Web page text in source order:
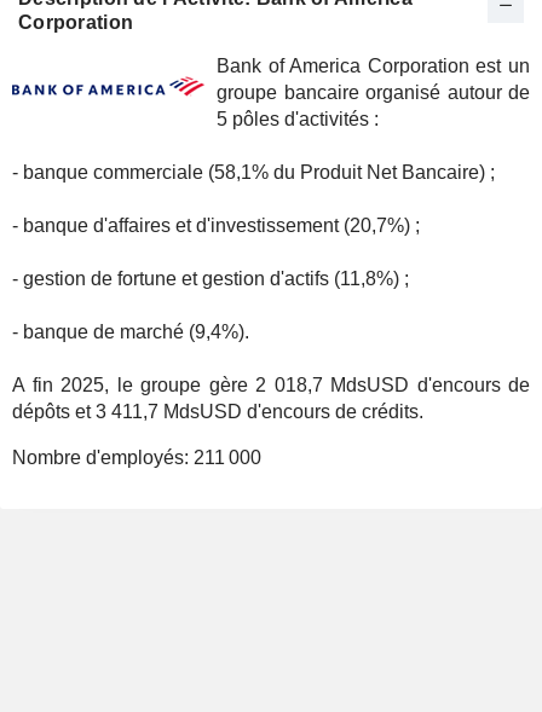
Corporation
Bank of America Corporation est un
groupe bancaire organisé autour de
5 pôles d'activités :
- banque commerciale (58,1% du Produit Net Bancaire) ;
- banque d'affaires et d'investissement (20,7%) ;
- gestion de fortune et gestion d'actifs (11,8%) ;
- banque de marché (9,4%).
A fin 2025, le groupe gère 2 018,7 MdsUSD d'encours de
dépôts et 3 411,7 MdsUSD d'encours de crédits.
Nombre d'employés: 211 000